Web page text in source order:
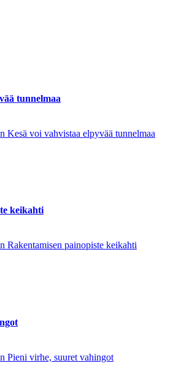
tunnelmaa
Kesä voi vahvistaa elpyvää tunnelmaa
keikahti
Rakentamisen painopiste keikahti
Pieni virhe, suuret vahingot